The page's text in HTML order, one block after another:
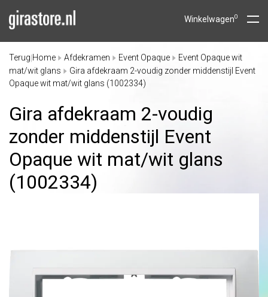
Winkelwagen0
Terug Home Afdekramen Event Opaque
Event Opaque wit
mat/wit glans
Gira afdekraam 2-voudig zonder middenstijl Event
Opaque wit mat/wit glans (1002334)
Gira afdekraam 2-voudig
zonder middenstijl Event
Opaque wit mat/wit glans
(1002334)